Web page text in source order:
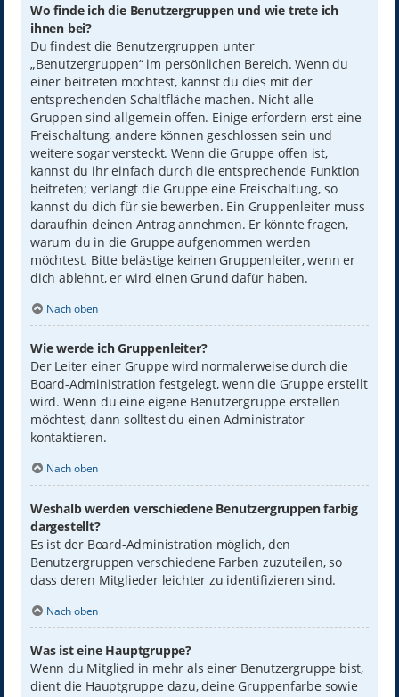
Wo finde ich die Benutzergruppen und wie trete ich
ihnen bei?
Du findest die Benutzergruppen unter
„Benutzergruppen“ im persönlichen Bereich. Wenn du
einer beitreten möchtest, kannst du dies mit der
entsprechenden Schaltfläche machen. Nicht alle
Gruppen sind allgemein offen. Einige erfordern erst eine
Freischaltung, andere können geschlossen sein und
weitere sogar versteckt. Wenn die Gruppe offen ist,
kannst du ihr einfach durch die entsprechende Funktion
beitreten; verlangt die Gruppe eine Freischaltung, so
kannst du dich für sie bewerben. Ein Gruppenleiter muss
daraufhin deinen Antrag annehmen. Er könnte fragen,
warum du in die Gruppe aufgenommen werden
möchtest. Bitte belästige keinen Gruppenleiter, wenn er
dich ablehnt, er wird einen Grund dafür haben.
Nach oben
Wie werde ich Gruppenleiter?
Der Leiter einer Gruppe wird normalerweise durch die
Board-Administration festgelegt, wenn die Gruppe erstellt
wird. Wenn du eine eigene Benutzergruppe erstellen
möchtest, dann solltest du einen Administrator
kontaktieren.
Nach oben
Weshalb werden verschiedene Benutzergruppen farbig
dargestellt?
Es ist der Board-Administration möglich, den
Benutzergruppen verschiedene Farben zuzuteilen, so
dass deren Mitglieder leichter zu identifizieren sind.
Nach oben
Was ist eine Hauptgruppe?
Wenn du Mitglied in mehr als einer Benutzergruppe bist,
dient die Hauptgruppe dazu, deine Gruppenfarbe sowie